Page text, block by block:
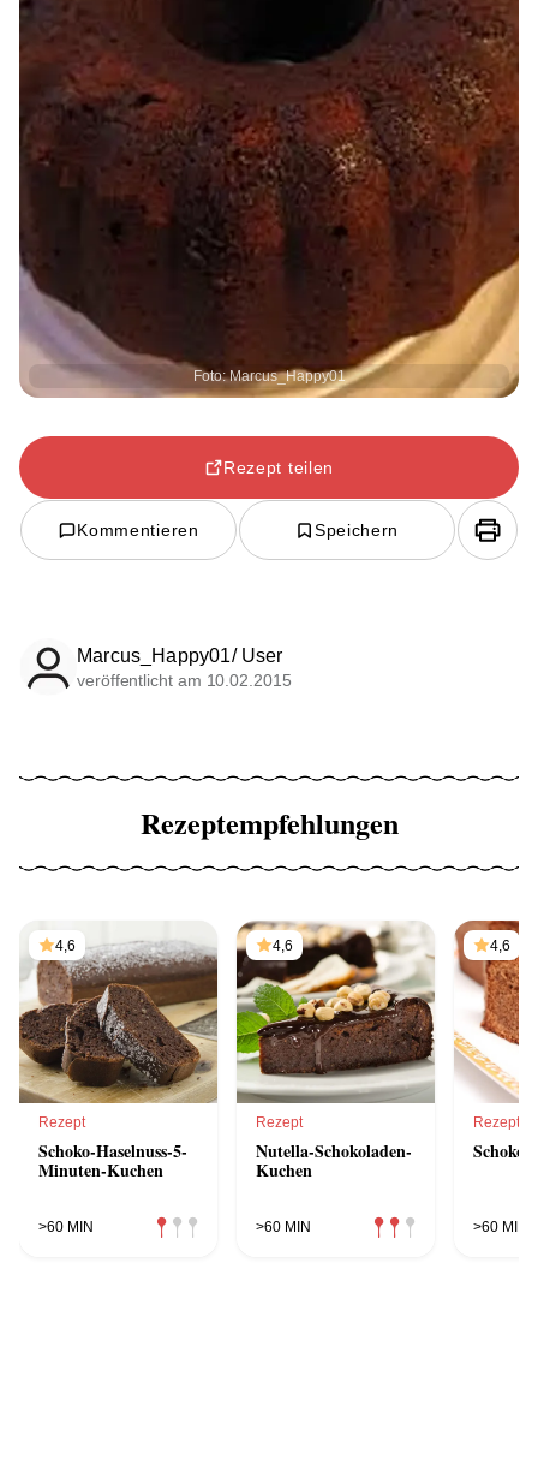
Foto: Marcus_Happy01
Rezept teilen
Kommentieren Speichern
Marcus_Happy01/ User
veröffentlicht am 10.02.2015
Rezeptempfehlungen
4,6
Rezept
Schoko-Haselnuss-5-
Minuten-Kuchen
>60 MIN
4,6
Rezept
Nutella-Schokoladen-
Kuchen
>60 MIN
4,6
Rezept
>60 MIN